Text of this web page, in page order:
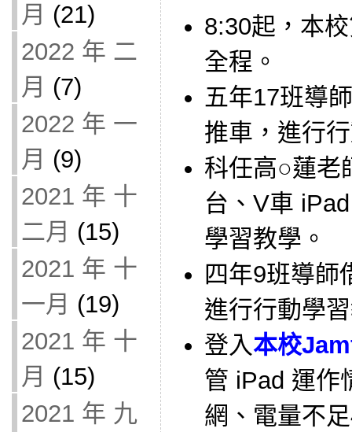
月 (21)
2022 年 二
月 (7)
2022 年 一
月 (9)
2021 年 十
二月 (15)
2021 年 十
一月 (19)
2021 年 十
月 (15)
2021 年 九
8:30起，本
全程。
五年17班導
推車，進行
科任高○蓮老
台、V車
學習教學。
四年9班導師
進行行動學
登入本校
管 iPad 運作
網、電量不